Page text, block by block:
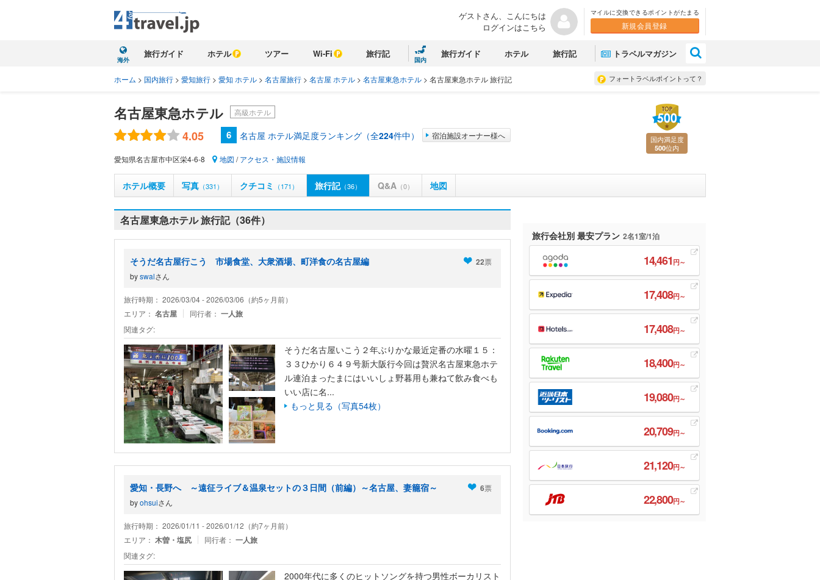
ゲストさん、こんにちは
ログインはこちら
マイルに交換できるポイントがたまる
新規会員登録
海外
旅行ガイド ホテル ツアー Wi-Fi 旅行記
国内
旅行ガイド ホテル 旅行記 トラベルマガジン
フォートラベルポイントって？
ホーム > 国内旅行 > 愛知旅行 > 愛知 ホテル > 名古屋旅行 > 名古屋 ホテル > 名古屋東急ホテル > 名古屋東急ホテル 旅行記
名古屋東急ホテル 高級ホテル
4.05 6 名古屋 ホテル満足度ランキング（全224件中） 宿泊施設オーナー様へ
愛知県名古屋市中区栄4-6-8 地図 /アクセス・施設情報
国内満足度
500位内
ホテル概要 写真 （331） クチコミ （171） 旅行記（36） Q&A （0） 地図
名古屋東急ホテル 旅行記（36件）
そうだ名古屋行こう 市場食堂、大衆酒場、町洋食の名古屋編 22票
byswalさん
旅行時期： 2026/03/04 - 2026/03/06（約5ヶ月前）
エリア： 名古屋 同行者： 一人旅
関連タグ:
そうだ名古屋いこう２年ぶりかな最近定番の水曜１５：
３３ひかり６４９号新大阪行今回は贅沢名古屋東急ホテ
ル連泊まったまにはいいしょ野暮用も兼ねて飲み食べも
いい店に名...
もっと見る（写真54枚）
愛知・長野へ ～遠征ライブ＆温泉セットの３日間（前編）～名古屋、妻籠宿～ 6票
byohsuiさん
旅行時期： 2026/01/11 - 2026/01/12（約7ヶ月前）
エリア： 木曽・塩尻 同行者： 一人旅
関連タグ:
2000年代に多くのヒットソングを持つ男性ボーカリスト
旅行会社別 最安プラン 2名1室/1泊
14,461 円～
17,408円～
17,408円～
18,400円～
19,080円～
20,709円～
21,120円～
22,800円～